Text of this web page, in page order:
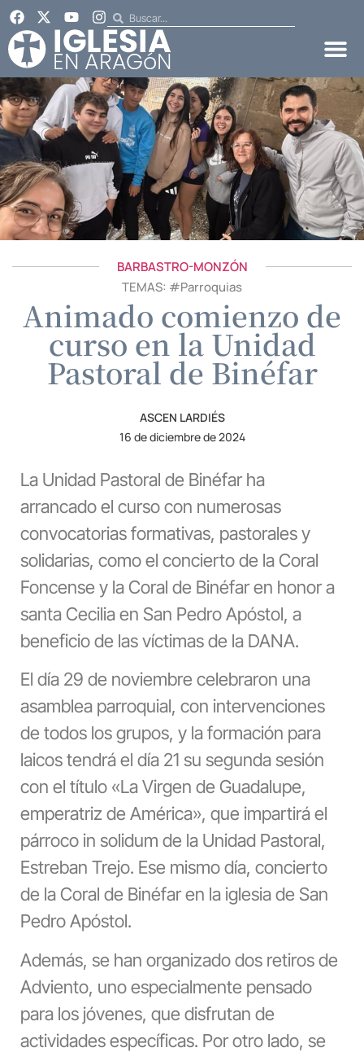
BARBASTRO-MONZÓN
TEMAS: #Parroquias
Animado comienzo de
curso en la Unidad
Pastoral de Binéfar
ASCEN LARDIÉS
16 de diciembre de 2024
La Unidad Pastoral de Binéfar ha
arrancado el curso con numerosas
convocatorias formativas, pastorales y
solidarias, como el concierto de la Coral
Foncense y la Coral de Binéfar en honor a
santa Cecilia en San Pedro Apóstol, a
beneficio de las víctimas de la DANA.
El día 29 de noviembre celebraron una
asamblea parroquial, con intervenciones
de todos los grupos, y la formación para
laicos tendrá el día 21 su segunda sesión
con el título «La Virgen de Guadalupe,
emperatriz de América», que impartirá el
párroco in solidum de la Unidad Pastoral,
Estreban Trejo. Ese mismo día, concierto
de la Coral de Binéfar en la iglesia de San
Pedro Apóstol.
Además, se han organizado dos retiros de
Adviento, uno especialmente pensado
para los jóvenes, que disfrutan de
actividades específicas. Por otro lado, se